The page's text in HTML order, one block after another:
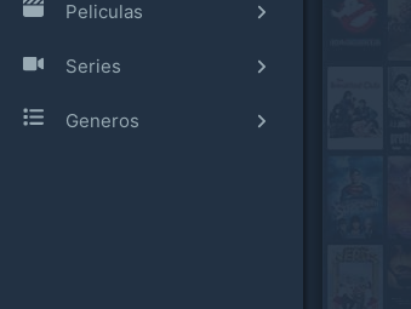
Peliculas
Series
Generos